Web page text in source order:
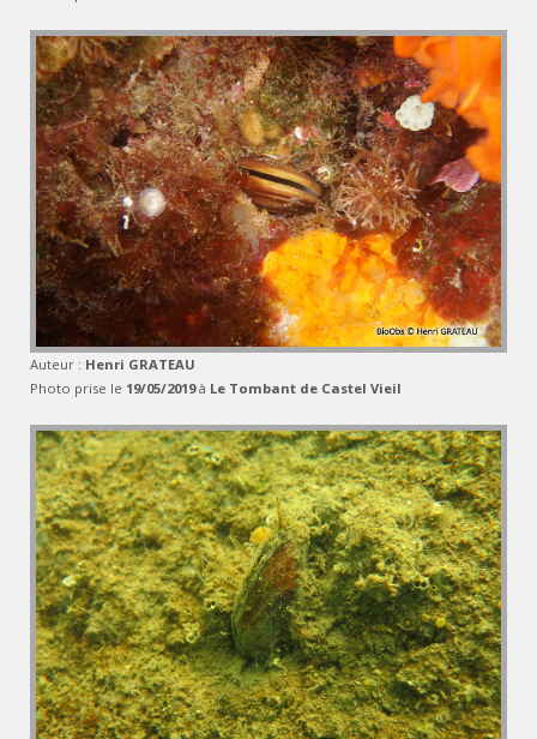
Auteur : Henri GRATEAU
Photo prise le 19/05/2019à Le Tombant de Castel Vieil